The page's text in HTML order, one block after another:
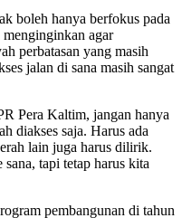
boleh hanya berfokus pada
menginginkan agar
perbatasan yang masih
jalan di sana masih sangat
Pera Kaltim, jangan hanya
diakses saja. Harus ada
lain juga harus dilirik.
tapi tetap harus kita
pembangunan di tahun